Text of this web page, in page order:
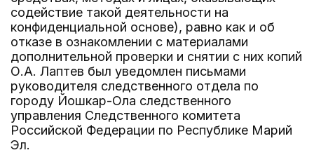
содействие такой деятельности на
конфиденциальной основе), равно как и об
отказе в ознакомлении с материалами
дополнительной проверки и снятии с них копий
О.А. Лаптев был уведомлен письмами
руководителя следственного отдела по
городу Йошкар-Ола следственного
управления Следственного комитета
Российской Федерации по Республике Марий
Эл.